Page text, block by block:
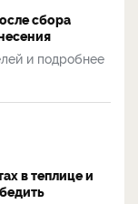
сбора
и подробнее
в теплице и